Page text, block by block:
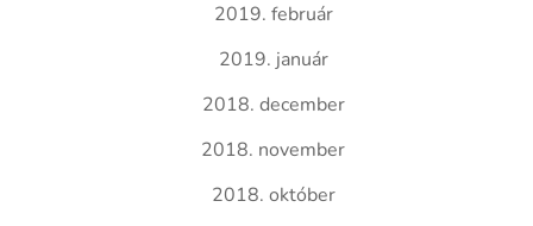
2019. február
2019. január
2018. december
2018. november
2018. október